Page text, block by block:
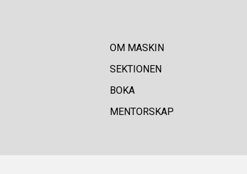
OM MASKIN
SEKTIONEN
BOKA
MENTORSKAP